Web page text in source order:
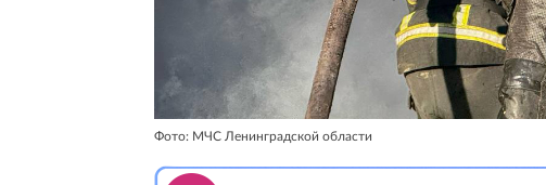
Фото: МЧС Ленинградской области